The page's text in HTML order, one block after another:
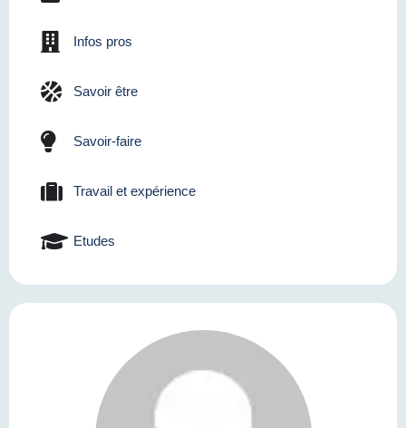
Infos pros
Savoir être
Savoir-faire
Travail et expérience
Etudes